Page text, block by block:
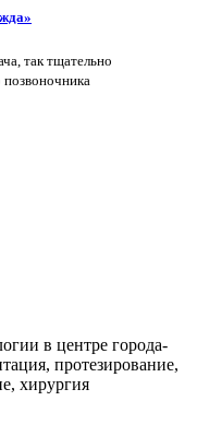
так тщательно
в центре города-
протезирование,
хирургия